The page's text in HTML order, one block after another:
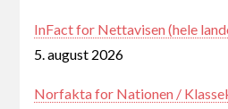
InFact for Nettavisen (hele
5. august 2026
Norfakta for Nationen /